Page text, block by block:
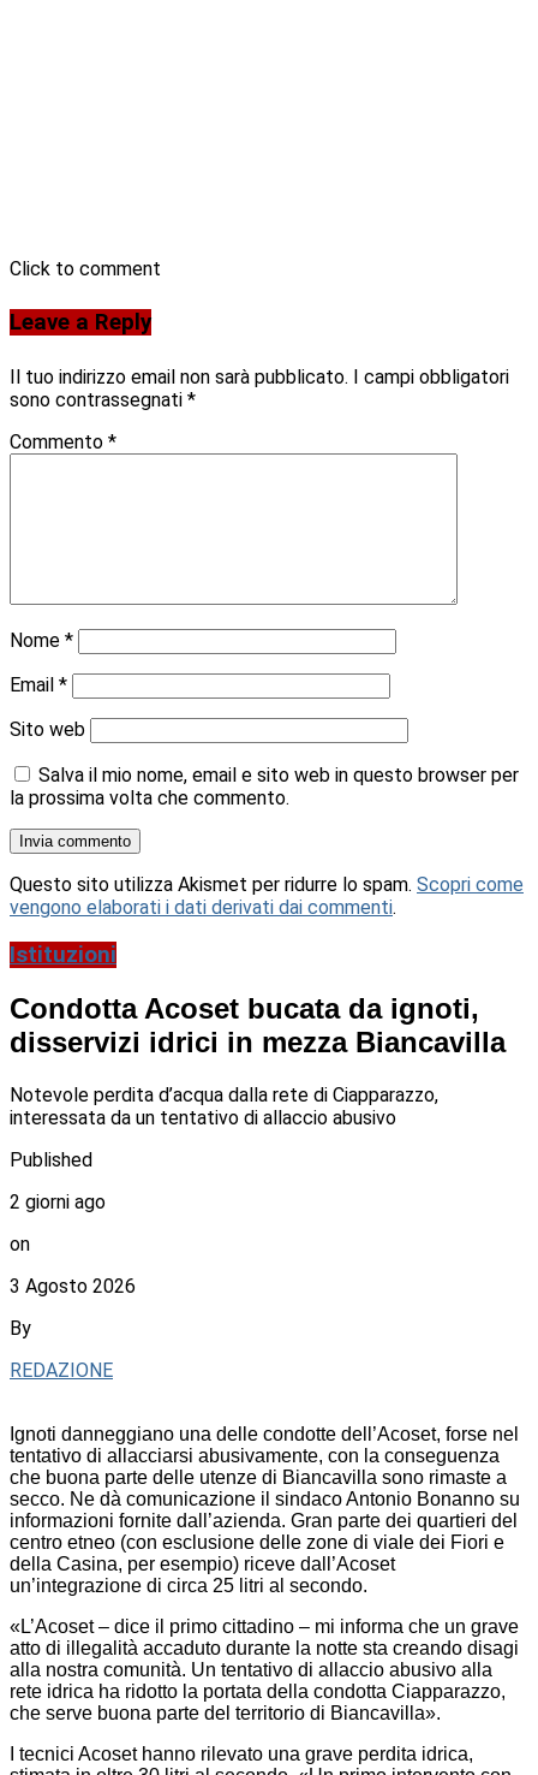
Click to comment
Leave a Reply
Il tuo indirizzo email non sarà pubblicato.
I campi obbligatori
sono contrassegnati *
Commento *
Nome *
Email *
Sito web
Salva il mio nome, email e sito web in questo browser per
la prossima volta che commento.
Questo sito utilizza Akismet per ridurre lo spam. Scopri come
vengono elaborati i dati derivati dai commenti.
Istituzioni
Condotta Acoset bucata da ignoti,
disservizi idrici in mezza Biancavilla
Notevole perdita d’acqua dalla rete di Ciapparazzo,
interessata da un tentativo di allaccio abusivo
Published
2 giorni ago
on
3 Agosto 2026
By
REDAZIONE
Ignoti danneggiano una delle condotte dell’Acoset, forse nel
tentativo di allacciarsi abusivamente, con la conseguenza
che buona parte delle utenze di Biancavilla sono rimaste a
secco. Ne dà comunicazione il sindaco Antonio Bonanno su
informazioni fornite dall’azienda. Gran parte dei quartieri del
centro etneo (con esclusione delle zone di viale dei Fiori e
della Casina, per esempio) riceve dall’Acoset
un’integrazione di circa 25 litri al secondo.
«L’Acoset – dice il primo cittadino – mi informa che un grave
atto di illegalità accaduto durante la notte sta creando disagi
alla nostra comunità. Un tentativo di allaccio abusivo alla
rete idrica ha ridotto la portata della condotta Ciapparazzo,
che serve buona parte del territorio di Biancavilla».
I tecnici Acoset hanno rilevato una grave perdita idrica,